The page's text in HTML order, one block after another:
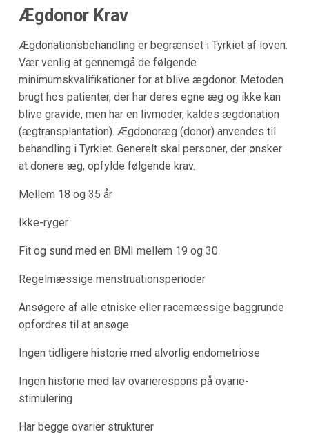
Ægdonor Krav
Ægdonationsbehandling er begrænset i Tyrkiet af loven.
Vær venlig at gennemgå de følgende
minimumskvalifikationer for at blive ægdonor. Metoden
brugt hos patienter, der har deres egne æg og ikke kan
blive gravide, men har en livmoder, kaldes ægdonation
(ægtransplantation). Ægdonoræg (donor) anvendes til
behandling i Tyrkiet. Generelt skal personer, der ønsker
at donere æg, opfylde følgende krav.
Mellem 18 og 35 år
Ikke-ryger
Fit og sund med en BMI mellem 19 og 30
Regelmæssige menstruationsperioder
Ansøgere af alle etniske eller racemæssige baggrunde
opfordres til at ansøge
Ingen tidligere historie med alvorlig endometriose
Ingen historie med lav ovarierespons på ovarie-
stimulering
Har begge ovarier strukturer